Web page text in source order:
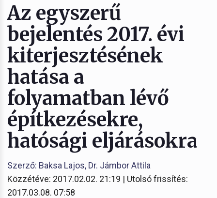
Az egyszerű
bejelentés 2017. évi
kiterjesztésének
hatása a
folyamatban lévő
építkezésekre,
hatósági eljárásokra
Szerző: Baksa Lajos, Dr. Jámbor Attila
Közzétéve: 2017.02.02. 21:19 | Utolsó frissítés:
2017.03.08. 07:58